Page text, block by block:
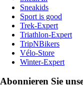
Sneakids
Sport is good
Trek-Expert
Triathlon-Expert
TripNBikers
Vélo-Store
Winter-Expert
Abonnieren Sie